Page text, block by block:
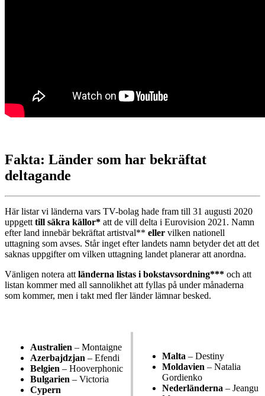
Fakta: Länder som har bekräftat
deltagande
Här listar vi länderna vars TV-bolag hade fram till 31 augusti 2020
uppgett till säkra källor* att de vill delta i Eurovision 2021. Namn
efter land innebär bekräftat artistval** eller vilken nationell
uttagning som avses. Står inget efter landets namn betyder det att det
saknas uppgifter om vilken uttagning landet planerar att anordna.
Vänligen notera att länderna listas i bokstavsordning*** och att
listan kommer med all sannolikhet att fyllas på under månaderna
som kommer, men i takt med fler länder lämnar besked.
Australien – Montaigne
Azerbajdzjan – Efendi
Belgien – Hooverphonic
Bulgarien – Victoria
Cypern
Malta – Destiny
Moldavien – Natalia
Gordienko
Nederländerna – Jeangu